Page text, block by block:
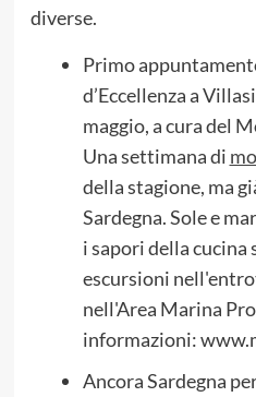
diverse.
Primo
d’Eccellenza a
maggio, a cura del
Una settimana di
della stagione, ma
Sardegna. Sole e
i sapori della cucina
escursioni
nell'Area Marina
informazioni:
Ancora Sardegna